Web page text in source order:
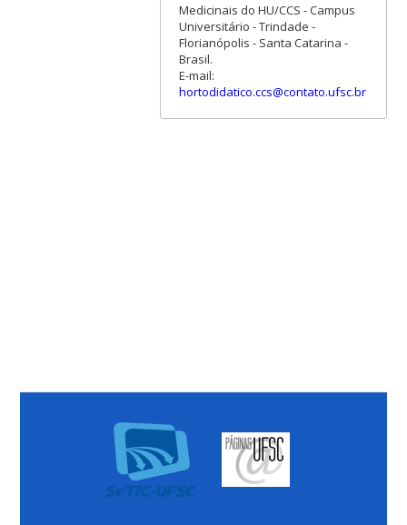
Medicinais do HU/CCS - Campus
Universitário - Trindade -
Florianópolis - Santa Catarina -
Brasil.
E-mail:
hortodidatico.ccs@contato.ufsc.br